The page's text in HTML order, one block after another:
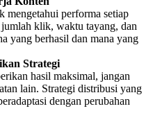
mengetahui performa setiap
klik, waktu tayang, dan
yang berhasil dan mana yang
Strategi
hasil maksimal, jangan
lain. Strategi distribusi yang
dengan perubahan